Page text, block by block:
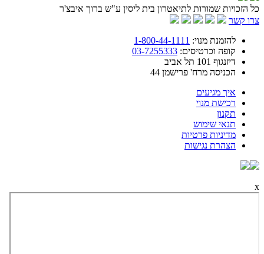
כל הזכויות שמורות לתיאטרון בית ליסין ע"ש ברוך איבצ'ר
צרו קשר
להזמנת מנוי: 1-800-44-1111
קופה וכרטיסים: 03-7255333
דיזנגוף 101 תל אביב
הכניסה מרח' פרישמן 44
איך מגיעים
רכישת מנוי
תקנון
תנאי שימוש
מדיניות פרטיות
הצהרת נגישות
x